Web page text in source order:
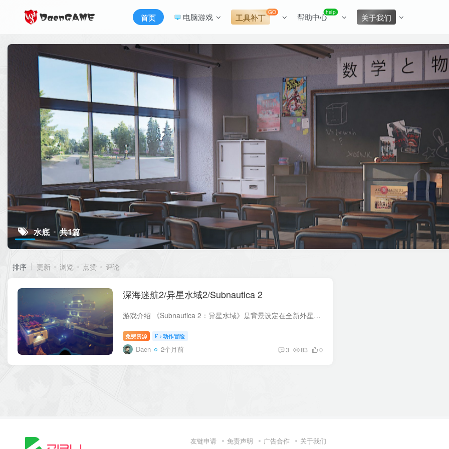
首页 电脑游戏 工具补丁 GO 帮助中心help 关于我们
水底 共1篇
排序 更新 浏览 点赞 评论
深海迷航2/异星水域2/Subnautica 2
游戏介绍 《Subnautica 2：异星水域》是背景设定在全新外星世界的水下生存冒险游戏，由Unknown Worlds倾力打造。可以单人游玩，也可以与好友组队开启四人合作模式。建造专属基地，制作不同工具...
免费资源 动作冒险
Daen 2个月前 3 83 0
友链申请 免责声明 广告合作 关于我们